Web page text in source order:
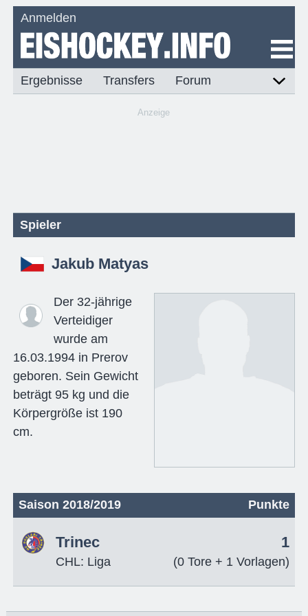
Anmelden
Ergebnisse Transfers Forum
Anzeige
Spieler
Jakub Matyas
Der 32-jährige
Verteidiger
wurde am
16.03.1994 in Prerov
geboren. Sein Gewicht
beträgt 95 kg und die
Körpergröße ist 190
cm.
Saison 2018/2019 Punkte
Trinec
CHL: Liga
1
(0 Tore + 1 Vorlagen)